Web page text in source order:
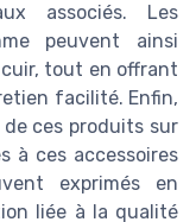
associés. Les
peuvent ainsi
tout en offrant
facilité. Enfin,
ces produits sur
à ces accessoires
exprimés en
liée à la qualité